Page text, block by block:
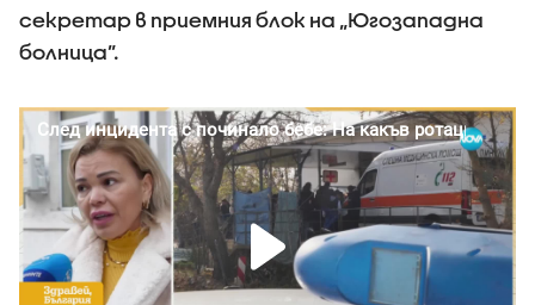
секретар в приемния блок на „Югозападна
болница”.